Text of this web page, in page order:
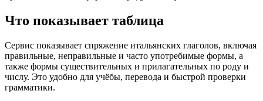
Что показывает таблица
Сервис показывает спряжение итальянских глаголов, включая
правильные, неправильные и часто употребимые формы, а
также формы существительных и прилагательных по роду и
числу. Это удобно для учёбы, перевода и быстрой проверки
грамматики.